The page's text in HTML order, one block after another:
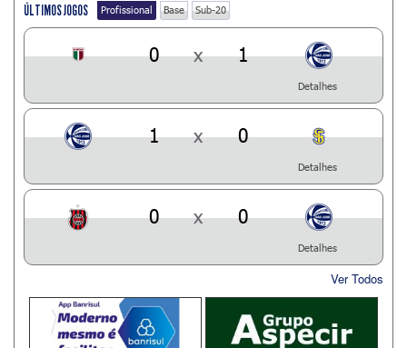
ÚLTIMOS JOGOS Profissional Base Sub-20
0 x 1
Detalhes
1 x 0
Detalhes
0 x 0
Detalhes
Ver Todos